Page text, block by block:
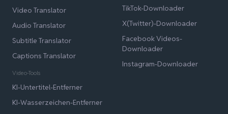
Video Translator
Audio Translator
Subtitle Translator
Captions Translator
Video-Tools
KI-Untertitel-Entferner
KI-Wasserzeichen-Entferner
TikTok-Downloader
X(Twitter)-Downloader
Facebook Videos-
Downloader
Instagram-Downloader